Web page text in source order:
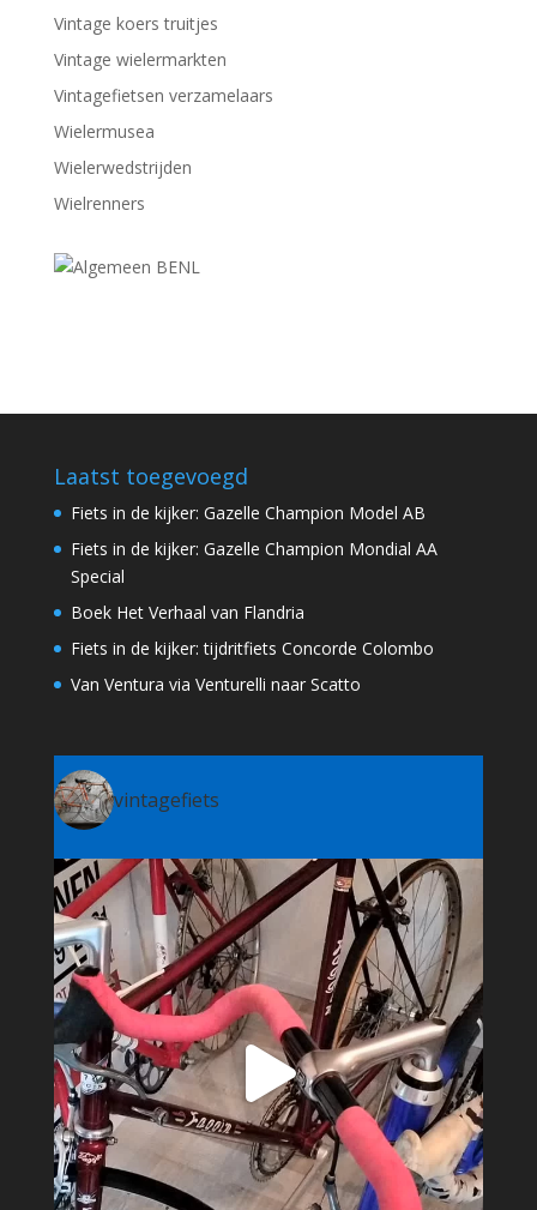
Vintage koers truitjes
Vintage wielermarkten
Vintagefietsen verzamelaars
Wielermusea
Wielerwedstrijden
Wielrenners
Laatst toegevoegd
Fiets in de kijker: Gazelle Champion Model AB
Fiets in de kijker: Gazelle Champion Mondial AA
Special
Boek Het Verhaal van Flandria
Fiets in de kijker: tijdritfiets Concorde Colombo
Van Ventura via Venturelli naar Scatto
vintagefiets